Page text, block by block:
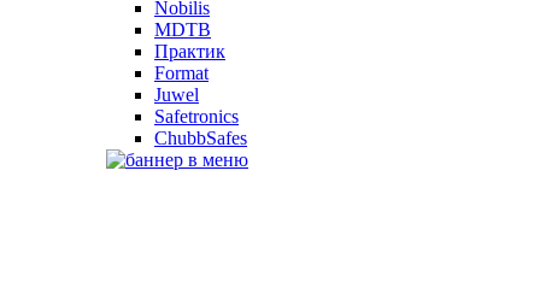
Nobilis
MDTB
Практик
Format
Juwel
Safetronics
ChubbSafes